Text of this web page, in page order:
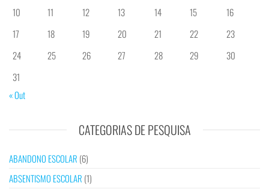
10
11 12 13 14 15
16
17
18 19 20 21 22
23
24
25 26 27 28 29
30
31
« Out
CATEGORIAS DE PESQUISA
ABANDONO ESCOLAR (6)
ABSENTISMO ESCOLAR (1)